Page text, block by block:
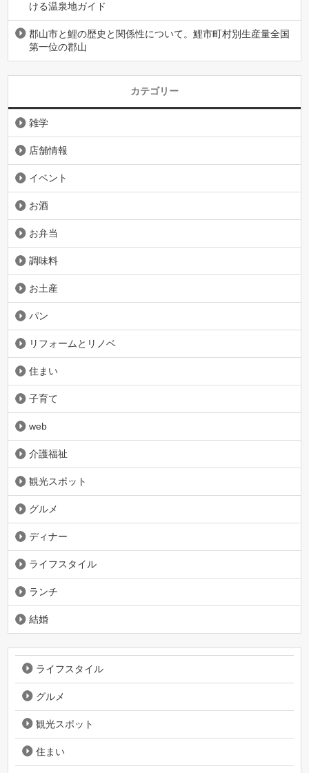
ける温泉地ガイド
郡山市と鯉の歴史と関係性について。鯉市町村別生産量全国
第一位の郡山
カテゴリー
雑学
店舗情報
イベント
お酒
お弁当
調味料
お土産
パン
リフォームとリノベ
住まい
子育て
web
介護福祉
観光スポット
グルメ
ディナー
ライフスタイル
ランチ
結婚
ライフスタイル
グルメ
観光スポット
住まい